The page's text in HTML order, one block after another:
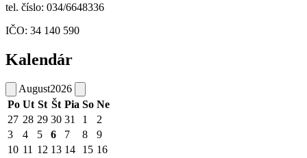
tel. číslo: 034/6648336
IČO: 34 140 590
Kalendár
August2026
Po Ut St Št Pia So Ne
27 28 29 30 31 1
2
3
4 5 6 7 8
9
10 11 12 13 14 15 16